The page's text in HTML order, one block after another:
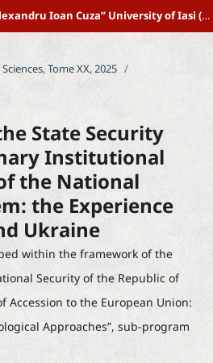
Scientific Annals of “Alexandru Ioan Cuza” University of Iasi (New Series) POLITICAL SCIENCE
Tome XX, 2025 /
State Security
Institutional
the National
the Experience
Ukraine
within the framework of the
Security of the Republic of
Accession to the European Union:
Approaches”, sub-program